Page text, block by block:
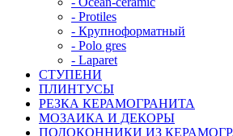
- Protiles
- Крупноформатный
- Polo gres
- Laparet
СТУПЕНИ
ПЛИНТУСЫ
РЕЗКА КЕРАМОГРАНИТА
МОЗАИКА И ДЕКОРЫ
ПОДОКОННИКИ ИЗ